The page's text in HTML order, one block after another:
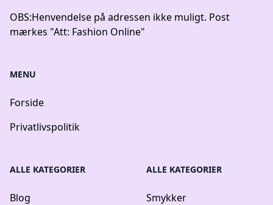
OBS:Henvendelse på adressen ikke muligt. Post
mærkes "Att: Fashion Online"
MENU
Forside
Privatlivspolitik
ALLE KATEGORIER
Blog
ALLE KATEGORIER
Smykker